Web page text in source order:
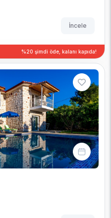
İncele
%20 şimdi öde, kalanı kapıda!